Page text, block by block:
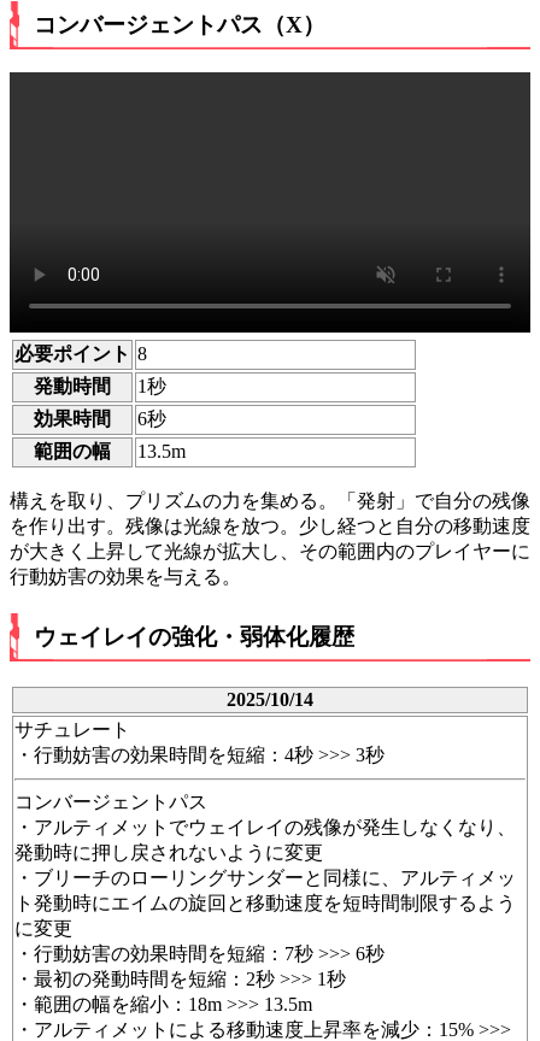
コンバージェントパス（X）
必要ポイント 8
発動時間
1秒
効果時間
6秒
範囲の幅
13.5m
構えを取り、プリズムの力を集める。「発射」で自分の残像
を作り出す。残像は光線を放つ。少し経つと自分の移動速度
が大きく上昇して光線が拡大し、その範囲内のプレイヤーに
行動妨害の効果を与える。
ウェイレイの強化・弱体化履歴
2025/10/14
サチュレート
・行動妨害の効果時間を短縮：4秒 >>> 3秒
コンバージェントパス
・アルティメットでウェイレイの残像が発生しなくなり、
発動時に押し戻されないように変更
・ブリーチのローリングサンダーと同様に、アルティメッ
ト発動時にエイムの旋回と移動速度を短時間制限するよう
に変更
・行動妨害の効果時間を短縮：7秒 >>> 6秒
・最初の発動時間を短縮：2秒 >>> 1秒
・範囲の幅を縮小：18m >>> 13.5m
・アルティメットによる移動速度上昇率を減少：15% >>>